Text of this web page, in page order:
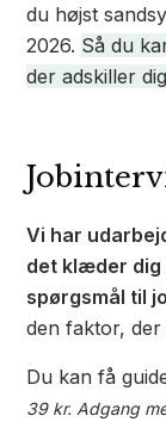
du højst
2026. Så du
der adskiller
Vi har
det klæder dig
spørgsmål til
den faktor,
Du kan få
39 kr. Adgang